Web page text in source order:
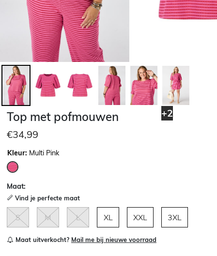
+2
Top met pofmouwen
€34,99
Kleur: Multi Pink
Maat:
Vind je perfecte maat
S M L XL XXL 3XL
Maat uitverkocht? Mail me bij nieuwe voorraad